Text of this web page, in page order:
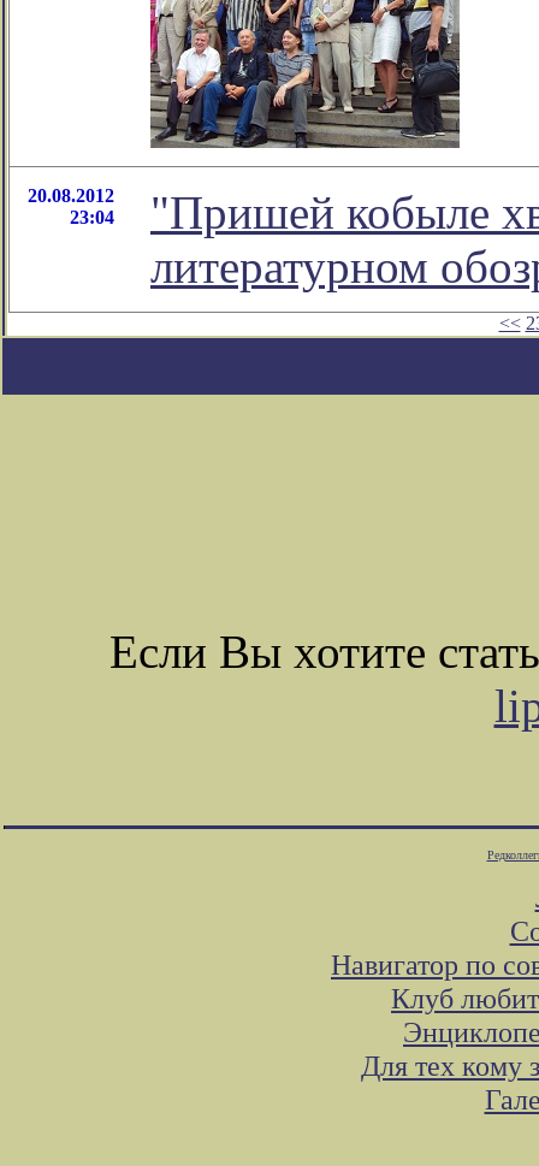
20.08.2012
23:04
"Пришей кобыле
литературном
<<
Если Вы хотите
Навигатор по
Клуб
Для тех кому